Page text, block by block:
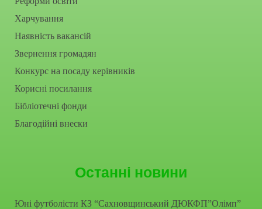
Харчування
Наявність вакансій
Звернення громадян
Конкурс на посаду керівників
Корисні посилання
Бібліотечні фонди
Благодійні внески
Останні новини
Юні футболісти КЗ “Сахновщинський ДЮКФП”Олімп”